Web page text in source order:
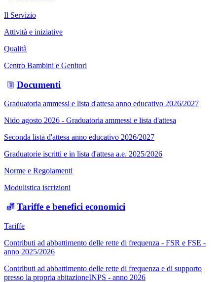
Il Servizio
Attività e iniziative
Qualità
Centro Bambini e Genitori
Documenti
Graduatoria ammessi e lista d'attesa anno educativo 2026/2027
Nido agosto 2026 - Graduatoria ammessi e lista d'attesa
Seconda lista d'attesa anno educativo 2026/2027
Graduatorie iscritti e in lista d'attesa a.e. 2025/2026
Norme e Regolamenti
Modulistica iscrizioni
Tariffe e benefici economici
Tariffe
Contributi ad abbattimento delle rette di frequenza - FSR e FSE -
anno 2025/2026
Contributi ad abbattimento delle rette di frequenza e di supporto
presso la propria abitazioneINPS - anno 2026